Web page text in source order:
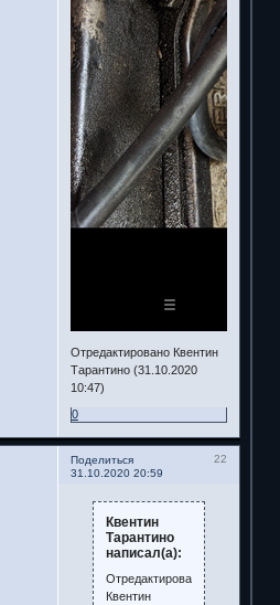
Отредактировано Квентин
Тарантино (31.10.2020
10:47)
0
Поделиться
22
31.10.2020 20:59
Квентин
Тарантино
написал(а):
Отредактировано
Квентин